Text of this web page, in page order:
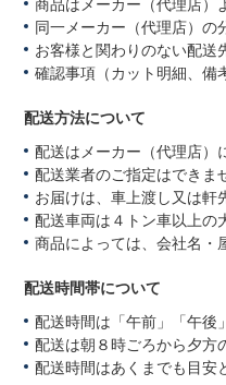
商品はメーカー（代理店）
同一メーカー（代理店）の
お客様と関わりのない配送
確認事項（カット明細、備
配送方法について
配送はメーカー（代理店）
配送業者のご指定はできま
お届けは、車上渡し又は軒
配送車両は４トン車以上の
商品によっては、会社名・
配送時間帯について
配送時間は「午前」「午後
配送は朝８時ごろから夕方
配送時間はあくまでも目安